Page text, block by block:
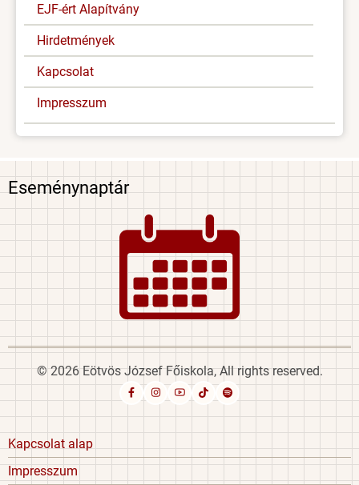
EJF-ért Alapítvány
Hirdetmények
Kapcsolat
Impresszum
Eseménynaptár
Image
© 2026 Eötvös József Főiskola, All rights reserved.
Footer
menu
Kapcsolat alap
Impresszum